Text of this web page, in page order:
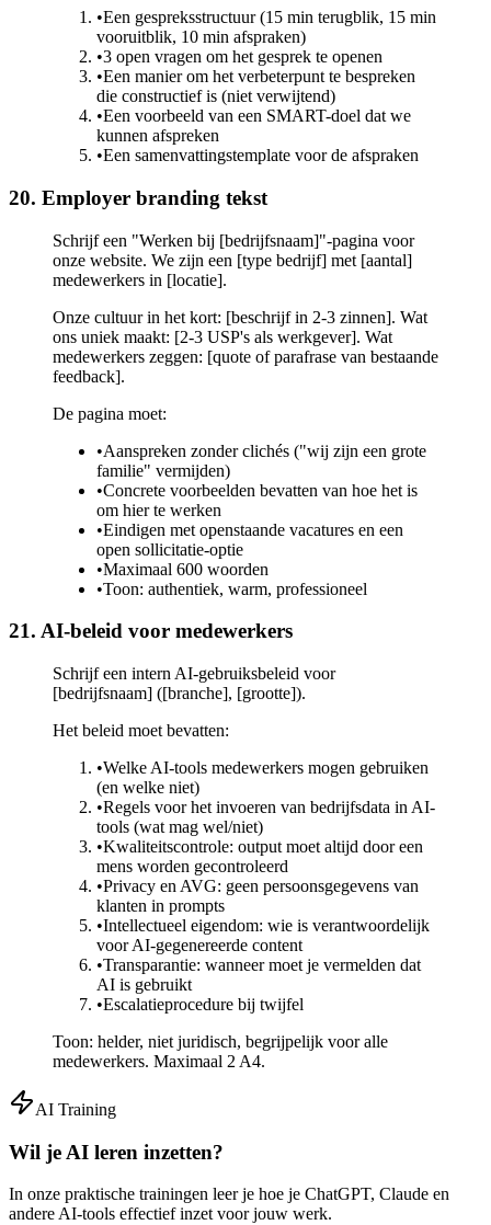
•Een gespreksstructuur (15 min terugblik, 15 min
vooruitblik, 10 min afspraken)
•3 open vragen om het gesprek te openen
•Een manier om het verbeterpunt te bespreken
die constructief is (niet verwijtend)
•Een voorbeeld van een SMART-doel dat we
kunnen afspreken
•Een samenvattingstemplate voor de afspraken
20. Employer branding tekst
Schrijf een "Werken bij [bedrijfsnaam]"-pagina voor
onze website. We zijn een [type bedrijf] met [aantal]
medewerkers in [locatie].
Onze cultuur in het kort: [beschrijf in 2-3 zinnen]. Wat
ons uniek maakt: [2-3 USP's als werkgever]. Wat
medewerkers zeggen: [quote of parafrase van bestaande
feedback].
De pagina moet:
•Aanspreken zonder clichés ("wij zijn een grote
familie" vermijden)
•Concrete voorbeelden bevatten van hoe het is
om hier te werken
•Eindigen met openstaande vacatures en een
open sollicitatie-optie
•Maximaal 600 woorden
•Toon: authentiek, warm, professioneel
21. AI-beleid voor medewerkers
Schrijf een intern AI-gebruiksbeleid voor
[bedrijfsnaam] ([branche], [grootte]).
Het beleid moet bevatten:
•Welke AI-tools medewerkers mogen gebruiken
(en welke niet)
•Regels voor het invoeren van bedrijfsdata in AI-
tools (wat mag wel/niet)
•Kwaliteitscontrole: output moet altijd door een
mens worden gecontroleerd
•Privacy en AVG: geen persoonsgegevens van
klanten in prompts
•Intellectueel eigendom: wie is verantwoordelijk
voor AI-gegenereerde content
•Transparantie: wanneer moet je vermelden dat
AI is gebruikt
•Escalatieprocedure bij twijfel
Toon: helder, niet juridisch, begrijpelijk voor alle
medewerkers. Maximaal 2 A4.
AI Training
Wil je AI leren inzetten?
In onze praktische trainingen leer je hoe je ChatGPT, Claude en
andere AI-tools effectief inzet voor jouw werk.